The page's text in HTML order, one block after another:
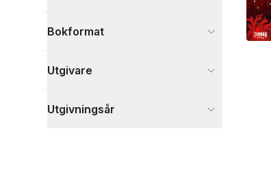
Visa fler
Bokformat
Utgivare
Utgivningsår